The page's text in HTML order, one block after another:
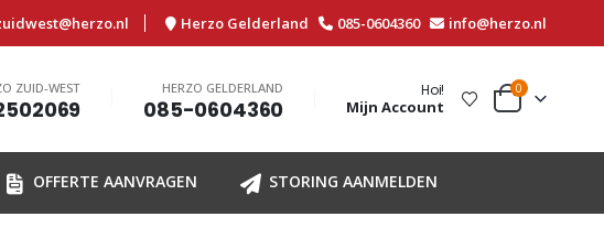
Herzo Gelderland 085-0604360 info@herzo.nl
ZUID-WEST HERZO GELDERLAND
085-0604360
Hoi!
Mijn Account
0
OFFERTE AANVRAGEN STORING AANMELDEN